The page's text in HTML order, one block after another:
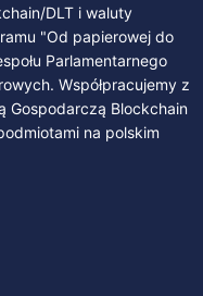
DLT i waluty
"Od papierowej do
Parlamentarnego
Współpracujemy z
Gospodarczą Blockchain
na polskim